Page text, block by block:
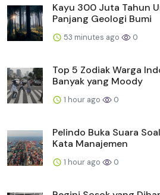
Kayu 300 Juta Tahun
Panjang Geologi Bumi
53 minutes ago 0
Top 5 Zodiak Warga
Banyak yang Moody
1 hour ago 0
Pelindo Buka Suara
Kata Manajemen
1 hour ago 0